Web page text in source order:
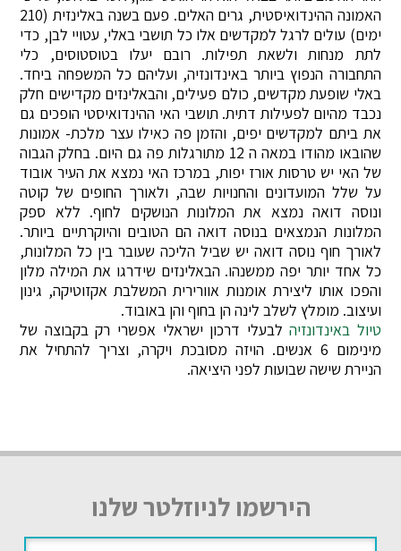
האמונה ההינדואיסטית, גרים האלים. פעם בשנה באלינזית (210
ימים) עולים לרגל למקדשים אלו כל תושבי באלי, עטויי לבן, כדי
לתת מנחות ולשאת תפילות. רובם יעלו בטוסטוסים, כלי
התחבורה הנפוץ ביותר באינדונזיה, ועליהם כל המשפחה ביחד.
באלי שופעת מקדשים, כולם פעילים, והבאלינזים מקדישים חלק
נכבד מהיום לפעילות דתית. תושבי האי ההינדואיסטי הופכים גם
את ביתם למקדשים יפים, והזמן פה כאילו עצר מלכת- אמונות
שהובאו מהודו במאה ה 12 מתורגלות פה גם היום. בחלק הגבוה
של האי יש טרסות אורז יפות, במרכז האי נמצא את העיר אובוד
על שלל המועדונים והחנויות שבה, ולאורך החופים של קוטה
ונוסה דואה נמצא את המלונות הנושקים לחוף. ללא ספק
המלונות הנמצאים בנוסה דואה הם הטובים והיוקרתיים ביותר.
לאורך חוף נוסה דואה יש שביל הליכה שעובר בין כל המלונות,
כל אחד יותר יפה ממשנהו. הבאלינזים שידרגו את המילה מלון
והפכו אותו ליצירת אומנות אוורירית המשלבת אקזוטיקה, גינון
ועיצוב. מומלץ לשלב לינה הן בחוף והן באובוד.
טיול באינדונזיהלבעלי דרכון ישראלי אפשרי רק בקבוצה של
מינימום 6 אנשים. הויזה מסובכת ויקרה, וצריך להתחיל את
הניירת שישה שבועות לפני היציאה.
הירשמו לניוזלטר שלנו